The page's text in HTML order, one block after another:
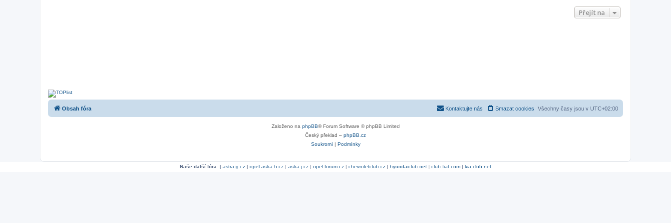
Přejít na
Obsah fóra Všechny časy jsou v UTC+02:00
Smazat cookies
Kontaktujte nás
Založeno na phpBB® Forum Software © phpBB Limited
Český překlad – phpBB.cz
Soukromí| Podmínky
Naše další fóra: | astra-g.cz | opel-astra-h.cz | astra-j.cz | opel-forum.cz | chevroletclub.cz | hyundaiclub.net | club-fiat.com | kia-club.net